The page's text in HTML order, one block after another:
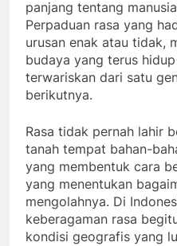
panjang tentang
Perpaduan rasa yang
urusan enak atau tidak,
budaya yang terus
terwariskan dari satu
berikutnya.
Rasa tidak pernah lahir
tanah tempat bahan-
yang membentuk cara
yang menentukan
mengolahnya. Di
keberagaman rasa
kondisi geografis yang